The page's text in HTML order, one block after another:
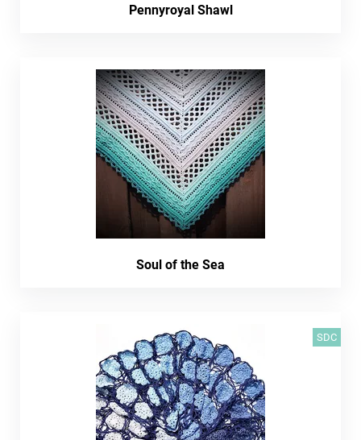
Pennyroyal Shawl
Soul of the Sea
SDC